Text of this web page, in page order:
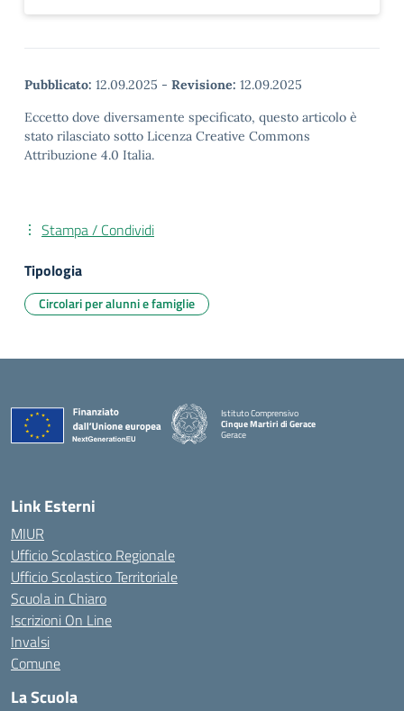
Pubblicato: 12.09.2025 - Revisione: 12.09.2025
Eccetto dove diversamente specificato, questo articolo è
stato rilasciato sotto Licenza Creative Commons
Attribuzione 4.0 Italia.
Stampa / Condividi
Tipologia
Circolari per alunni e famiglie
Istituto Comprensivo
Cinque Martiri di Gerace
Gerace
Link Esterni
MIUR
Ufficio Scolastico Regionale
Ufficio Scolastico Territoriale
Scuola in Chiaro
Iscrizioni On Line
Invalsi
Comune
La Scuola